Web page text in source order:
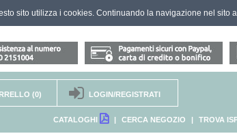
sito utilizza i cookies. Continuando la navigazione nel sito
(0) LOGIN/REGISTRATI
CATALOGHI | CERCA NEGOZIO | TROVA